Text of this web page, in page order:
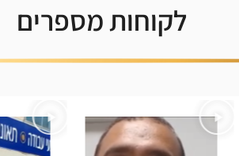
לקוחות מספרים